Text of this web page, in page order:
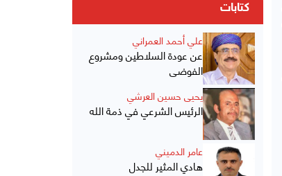
كتابات
علي أحمد العمراني
عن عودة السلاطين ومشروع
الفوضى
يحيى حسين العرشي
الرئيس الشرعي في ذمة الله
عامر الدميني
هادي المثير للجدل